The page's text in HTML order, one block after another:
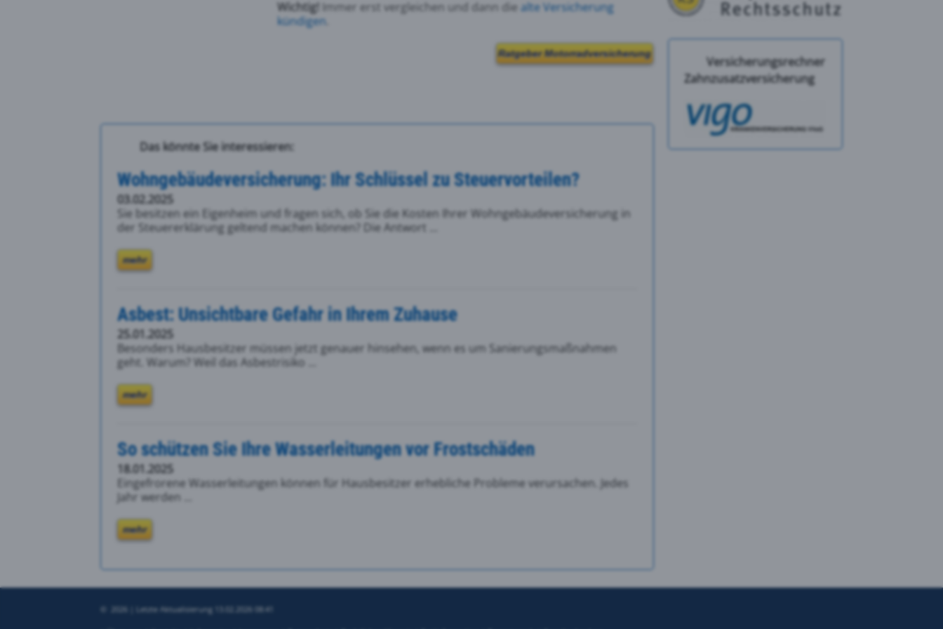
Wichtig! Immer erst vergleichen und dann diealte Versicherung
kündigen
Ratgeber Motorradversicherung
Das könnte Sie interessieren:
Wohngebäudeversicherung: Ihr Schlüssel zu Steuervorteilen?
03.02.2025
Sie besitzen ein Eigenheim und fragen sich, ob Sie die Kosten Ihrer Wohngebäudeversicherung in
der Steuererklärung geltend machen können? Die Antwort ...
mehr
Asbest: Unsichtbare Gefahr in Ihrem Zuhause
25.01.2025
Besonders Hausbesitzer müssen jetzt genauer hinsehen, wenn es um Sanierungsmaßnahmen
geht. Warum? Weil das Asbestrisiko ...
mehr
So schützen Sie Ihre Wasserleitungen vor Frostschäden
18.01.2025
Eingefrorene Wasserleitungen können für Hausbesitzer erhebliche Probleme verursachen. Jedes
Jahr werden ...
mehr
Versicherungsrechner
Zahnzusatzversicherung
2026 | Letzte Aktualisierung 13.02.2026 08:41